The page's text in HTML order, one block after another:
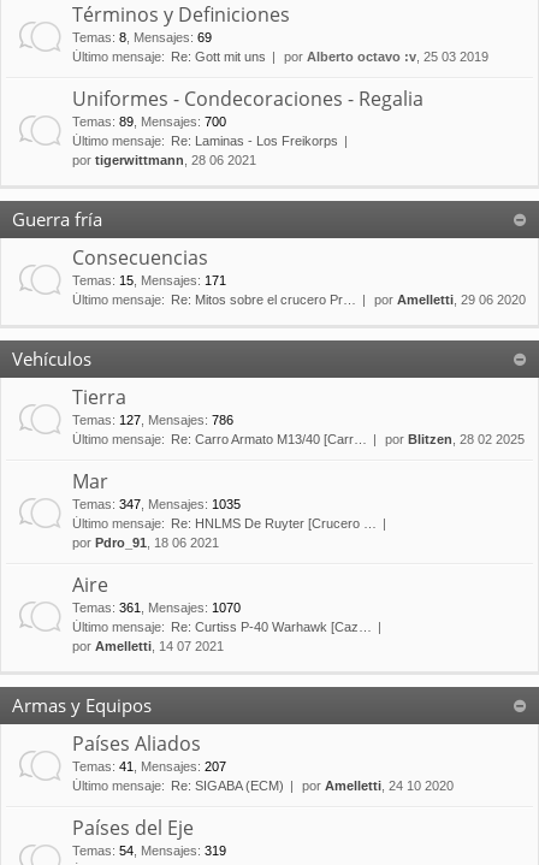
Términos y Definiciones
Temas: 8 Mensajes: 69
Último mensaje:
Re: Gott mit uns por Alberto octavo :v , 25 03 2019
Uniformes - Condecoraciones - Regalia
Temas: 89 Mensajes: 700
Último mensaje:
Re: Laminas - Los Freikorps
por tigerwittmann , 28 06 2021
Guerra fría
Consecuencias
Temas: 15 Mensajes: 171
Último mensaje:
Re: Mitos sobre el crucero Pr… por Amelletti , 29 06 2020
Vehículos
Tierra
Temas: 127 Mensajes: 786
Último mensaje:
Re: Carro Armato M13/40 [Carr… por Blitzen , 28 02 2025
Mar
Temas: 347 Mensajes: 1035
Último mensaje:
Re: HNLMS De Ruyter [Crucero …
por Pdro_91 , 18 06 2021
Aire
Temas: 361 Mensajes: 1070
Último mensaje:
Re: Curtiss P-40 Warhawk [Caz…
por Amelletti , 14 07 2021
Armas y Equipos
Países Aliados
Temas: 41 Mensajes: 207
Último mensaje:
Re: SIGABA (ECM) por Amelletti , 24 10 2020
Países del Eje
Temas: 54 Mensajes: 319